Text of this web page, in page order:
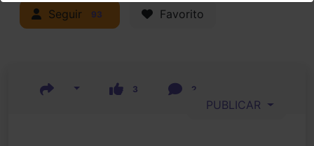
Seguir 93 Favorito
3 2
PUBLICAR